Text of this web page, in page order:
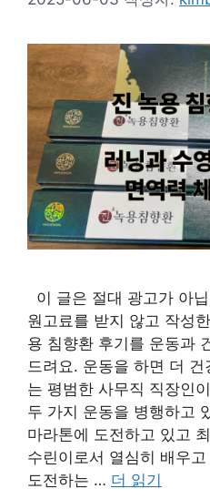
이 글은 절대 광고가 아
원고료를 받지 않고 작성
용 침향환 후기를 운동과
드려요. 운동을 하면 더
는 평범한 사무직 직장인
두 가지 운동을 병행하고
마라톤에 도전하고 있고
수린이로서 열심히 배우
도전하는 … 더 읽기